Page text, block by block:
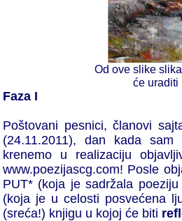
Od ove slike
će uraditi
Faza I
Poštovani pesnici, članovi
(24.11.2011), dan kada
krenemo u realizaciju
www.poezijascg.com! Posle
PUT* (koja je sadržala
(koja je u celosti posvećena
(sreća!) knjigu u kojoj će biti